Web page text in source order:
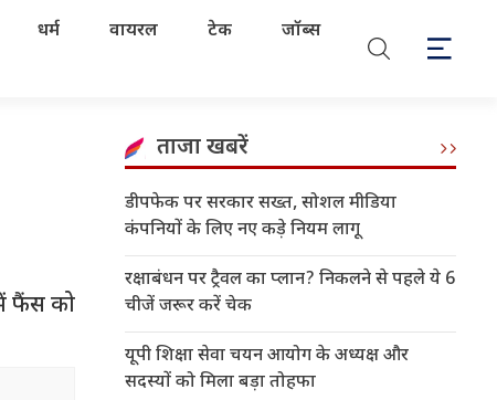
धर्म वायरल टेक जॉब्स
फैंस को
ताजा खबरें
डीपफेक पर सरकार सख्त, सोशल मीडिया
कंपनियों के लिए नए कड़े नियम लागू
रक्षाबंधन पर ट्रैवल का प्लान? निकलने से पहले ये 6
चीजें जरूर करें चेक
यूपी शिक्षा सेवा चयन आयोग के अध्यक्ष और
सदस्यों को मिला बड़ा तोहफा